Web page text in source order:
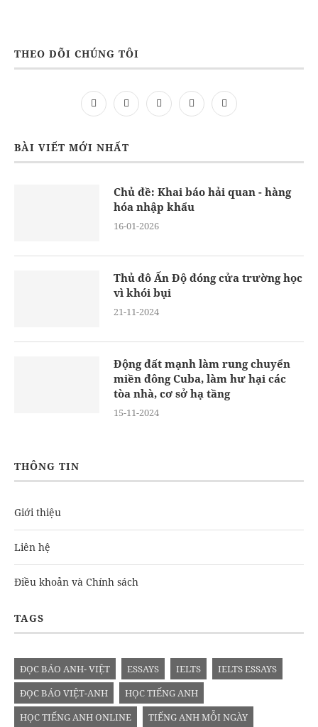
THEO DÕI CHÚNG TÔI
BÀI VIẾT MỚI NHẤT
Chủ đề: Khai báo hải quan - hàng
hóa nhập khẩu
16-01-2026
Thủ đô Ấn Độ đóng cửa trường học
vì khói bụi
21-11-2024
Động đất mạnh làm rung chuyển
miền đông Cuba, làm hư hại các
tòa nhà, cơ sở hạ tầng
15-11-2024
THÔNG TIN
Giới thiệu
Liên hệ
Điều khoản và Chính sách
TAGS
ĐỌC BÁO ANH- VIỆT ESSAYS IELTS
IELTS ESSAYS
ĐỌC BÁO VIỆT-ANH
HỌC TIẾNG ANH
HỌC TIẾNG ANH ONLINE
TIẾNG ANH MỖI NGÀY